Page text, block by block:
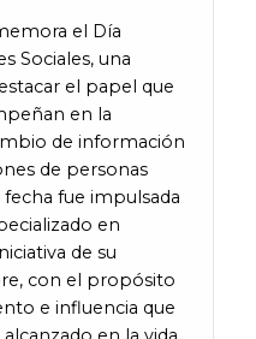
el Día
Sociales, una
el papel que
en la
de información
de personas
fue impulsada
en
de su
con el propósito
e influencia que